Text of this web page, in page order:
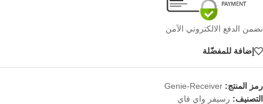
نضمن الدفع الالكتروني الآمن
إضافة للمفضّلة
رمز المنتج: Genie-Receiver
التصنيف: رسيفر واي فاي